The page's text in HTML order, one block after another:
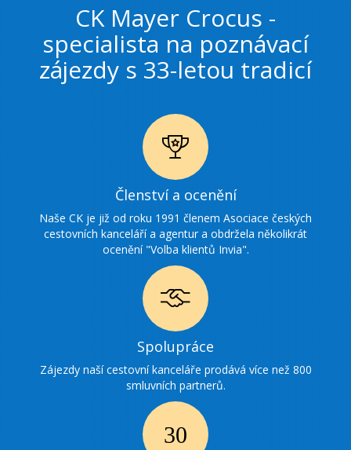
CK Mayer Crocus -
specialista na poznávací
zájezdy s 33-letou tradicí
Ikonka
ocenění
Členství a ocenění
Naše CK je již od roku 1991 členem Asociace českých
cestovních kanceláří a agentur a obdržela několikrát
ocenění "Volba klientů Invia".
Ikonka
spolupráce
Spolupráce
Zájezdy naší cestovní kanceláře prodává více než 800
smluvních partnerů.
30 Ikonka